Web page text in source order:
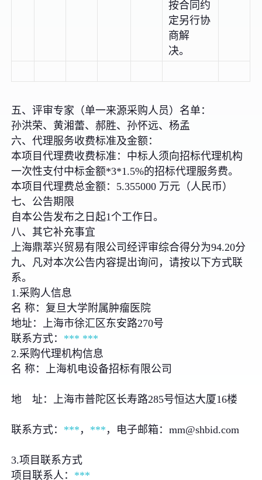
按合同约
定另行协
商解
决。
五、评审专家（单一来源采购人员）名单：
孙洪荣、黄湘蕾、郝胜、孙怀远、杨孟
六、代理服务收费标准及金额：
本项目代理费收费标准：中标人须向招标代理机构
一次性支付中标金额*3*1.5%的招标代理服务费。
本项目代理费总金额：5.355000 万元（人民币）
七、公告期限
自本公告发布之日起1个工作日。
八、其它补充事宜
上海鼎萃兴贸易有限公司经评审综合得分为94.20分
九、凡对本次公告内容提出询问，请按以下方式联
系。
1.采购人信息
名 称：复旦大学附属肿瘤医院
地址：上海市徐汇区东安路270号
联系方式： *** ***
2.采购代理机构信息
名 称：上海机电设备招标有限公司
地 址：上海市普陀区长寿路285号恒达大厦16楼
联系方式： *** ， *** ，电子邮箱：mm@shbid.com
3.项目联系方式
项目联系人： ***